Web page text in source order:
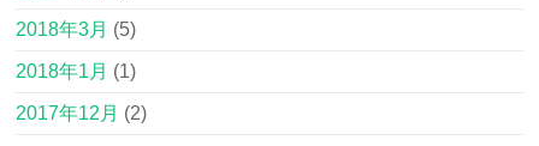
2018年3月 (5)
2018年1月 (1)
2017年12月 (2)